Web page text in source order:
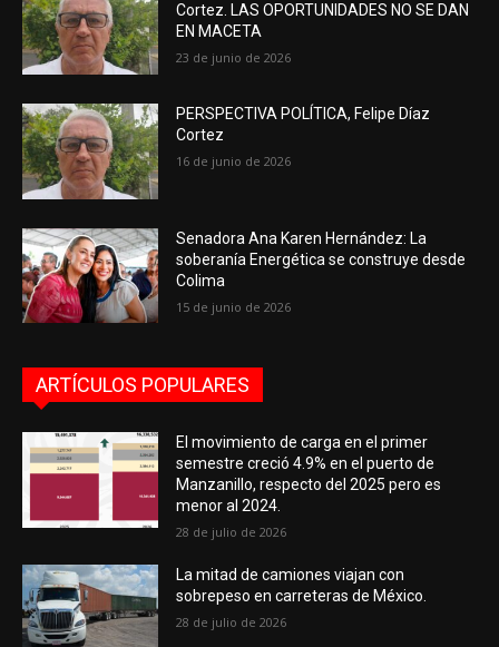
Cortez. LAS OPORTUNIDADES NO SE DAN
EN MACETA
23 de junio de 2026
PERSPECTIVA POLÍTICA, Felipe Díaz
Cortez
16 de junio de 2026
Senadora Ana Karen Hernández: La
soberanía Energética se construye desde
Colima
15 de junio de 2026
ARTÍCULOS POPULARES
El movimiento de carga en el primer
semestre creció 4.9% en el puerto de
Manzanillo, respecto del 2025 pero es
menor al 2024.
28 de julio de 2026
La mitad de camiones viajan con
sobrepeso en carreteras de México.
28 de julio de 2026